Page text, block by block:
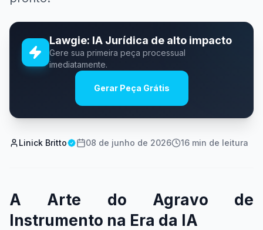
Lawgie: IA Jurídica de alto impacto
Gere sua primeira peça processual
imediatamente.
Gerar Peça Grátis
Linick Britto 08 de junho de 2026 16 min de leitura
A Arte do Agravo de
Instrumento na Era da IA